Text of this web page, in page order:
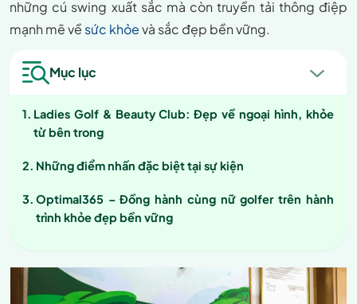
những cú swing xuất sắc mà còn truyền tải thông điệp
mạnh mẽ về sức khỏevà sắc đẹp bền vững.
Mục lục
Ladies Golf & Beauty Club: Đẹp về ngoại hình, khỏe
từ bên trong
Những điểm nhấn đặc biệt tại sự kiện
Optimal365 – Đồng hành cùng nữ golfer trên hành
trình khỏe đẹp bền vững